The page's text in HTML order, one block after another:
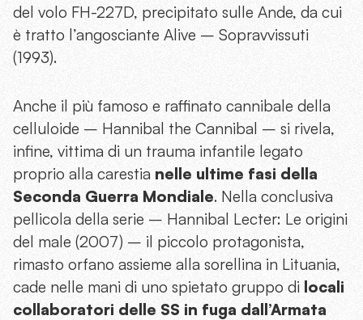
del volo FH-227D, precipitato sulle Ande, da cui
è tratto l’angosciante Alive – Sopravvissuti
(1993).
Anche il più famoso e raffinato cannibale della
celluloide – Hannibal the Cannibal – si rivela,
infine, vittima di un trauma infantile legato
proprio alla carestia nelle ultime fasi della
Seconda Guerra Mondiale. Nella conclusiva
pellicola della serie – Hannibal Lecter: Le origini
del male (2007) – il piccolo protagonista,
rimasto orfano assieme alla sorellina in Lituania,
cade nelle mani di uno spietato gruppo di locali
collaboratori delle SS in fuga dall’Armata